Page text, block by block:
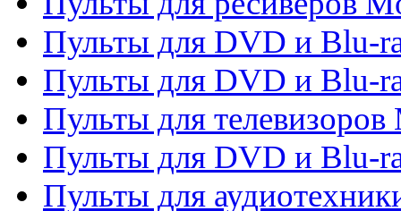
Пульты для DVD и Blu-
Пульты для DVD и Blu-
Пульты для телевизоров
Пульты для DVD и Blu-
Пульты для